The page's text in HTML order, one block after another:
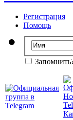
Регистрация
Помощь